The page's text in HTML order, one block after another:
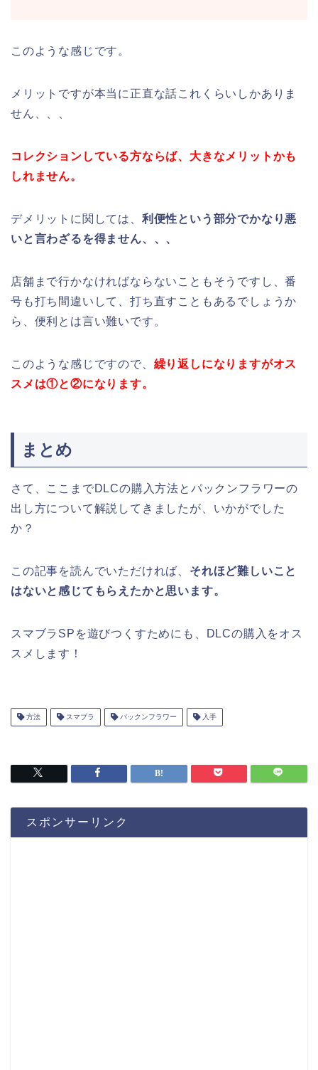
このような感じです。
メリットですが本当に正直な話これくらいしかありま
せん、、、
コレクションしている方ならば、大きなメリットかも
しれません。
デメリットに関しては、 利便性という部分でかなり悪
いと言わざるを得ません、、、
店舗まで行かなければならないこともそうですし、番
号も打ち間違いして、打ち直すこともあるでしょうか
ら、便利とは言い難いです。
このような感じですので、 繰り返しになりますがオス
スメは①と②になります。
まとめ
さて、ここまでDLCの購入方法とパックンフラワーの
出し方について解説してきましたが、いかがでした
か？
この記事を読んでいただければ、 それほど難しいこと
はないと感じてもらえたかと思います。
スマブラSPを遊びつくすためにも、DLCの購入をオス
スメします！
方法 スマブラ パックンフラワー 入手
スポンサーリンク